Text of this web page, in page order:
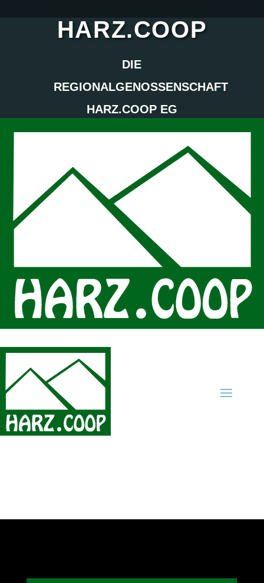
HARZ.COOP
DIE
REGIONALGENOSSENSCHAFT
HARZ.COOP EG